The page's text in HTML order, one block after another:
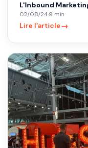
L'Inbound
02/08/24·9 min
Lire l'article→